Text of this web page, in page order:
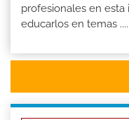
profesionales en
educarlos en temas